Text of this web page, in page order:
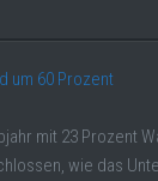
um 60 Prozent
mit 23 Prozent
wie das